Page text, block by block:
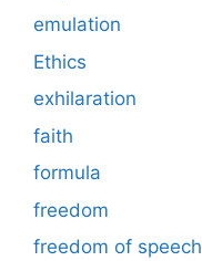
emulation
Ethics
exhilaration
faith
formula
freedom
freedom of speech